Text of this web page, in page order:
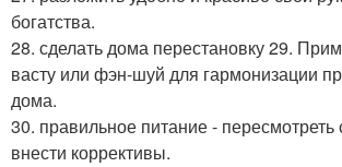
богатства.
28. сделать дома перестановку 29.
васту или фэн-шуй для гармонизации
дома.
30. правильное питание - пересмотреть
внести коррективы.